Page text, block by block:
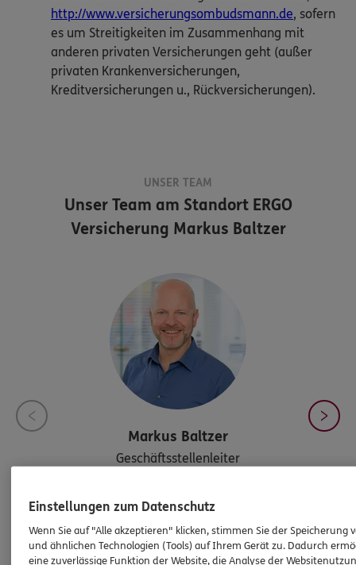
http://www.versicherungsombudsmann.de, sofern
es um Streitigkeiten im Zusammenhang mit
anderen privaten Versicherungen geht (außer
privaten Krankenversicherungen,
Kreditversicherungen u., Rückversicherungen).
UNSER TEAM
Unser Team am StandortERGO
Versicherung Markus Baltzer
Markus Baltzer
Geschäftsstellenleiter
markus.baltzer@ergo.de
Einstellungen zum Datenschutz
Wenn Sie auf "Alle akzeptieren" klicken, stimmen Sie der Speicherung
und ähnlichen Technologien (Tools) auf Ihrem Gerät zu. Dadurch
eine zuverlässige Funktion der Website, die Analyse der